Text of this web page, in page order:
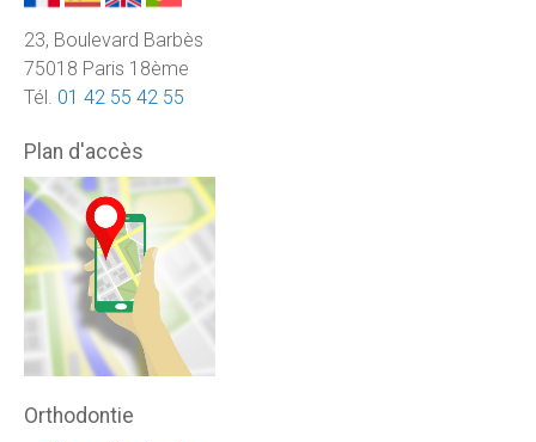
23, Boulevard Barbès
75018 Paris 18ème
Tél. 01 42 55 42 55
Plan d'accès
Orthodontie